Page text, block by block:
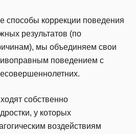
коррекции поведения
результатов (по
мы объединяем свои
поведением с
собственно
у которых
воздействиям